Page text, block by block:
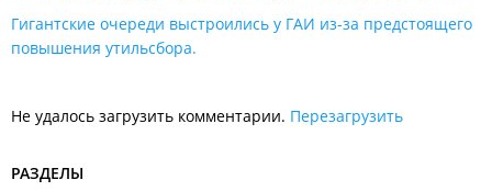
Гигантские очереди выстроились у ГАИ из-за предстоящего
повышения утильсбора.
Не удалось загрузить комментарии. Перезагрузить
РАЗДЕЛЫ